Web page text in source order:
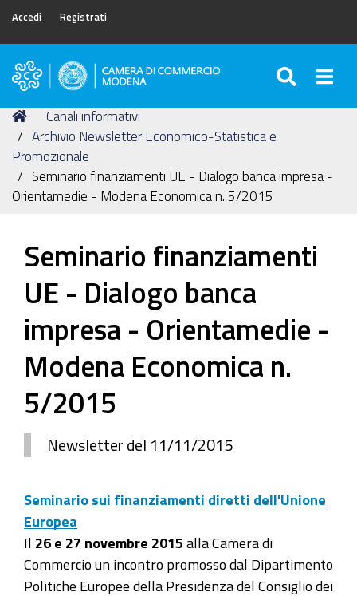
Accedi Registrati
Camera
Commercio
di
Modena
Tu
sei
qui:
Home
Canali informativi
Archivio Newsletter Economico-Statistica e
Promozionale
Seminario finanziamenti UE - Dialogo banca impresa -
Orientamedie - Modena Economica n. 5/2015
Seminario finanziamenti
UE - Dialogo banca
impresa - Orientamedie -
Modena Economica n.
5/2015
Newsletter del 11/11/2015
Seminario sui finanziamenti diretti dell'Unione
Europea
Il 26 e 27 novembre 2015 alla Camera di
Commercio un incontro promosso dal Dipartimento
Politiche Europee della Presidenza del Consiglio dei